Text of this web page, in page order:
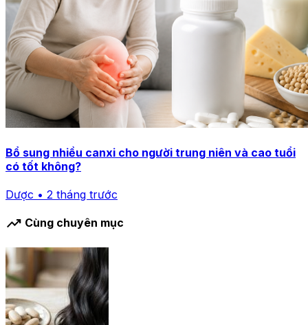
Bổ sung nhiều canxi cho người trung niên và cao tuổi
có tốt không?
Dược • 2 tháng trước
trending_up Cùng chuyên mục